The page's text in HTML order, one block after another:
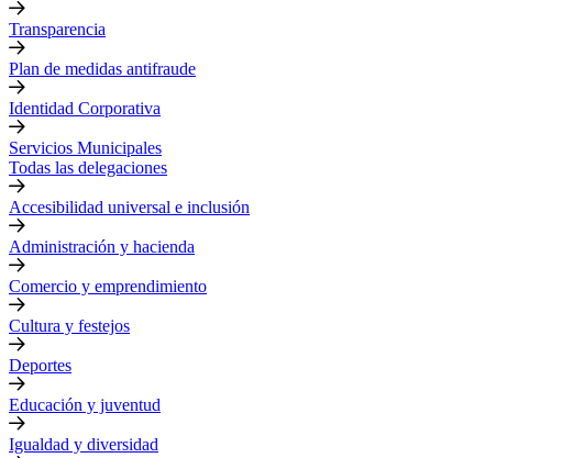
Transparencia
Plan de medidas antifraude
Identidad Corporativa
Servicios Municipales
Todas las delegaciones
Accesibilidad universal e inclusión
Administración y hacienda
Comercio y emprendimiento
Cultura y festejos
Deportes
Educación y juventud
Igualdad y diversidad